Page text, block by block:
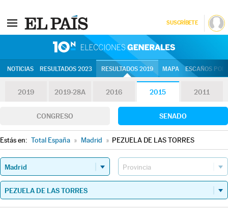
SUSCRÍBETE
NOTICIAS RESULTADOS 2023 RESULTADOS 2019 MAPA ESCAÑOS
2019 2019-28A 2016 2015 2011
CONGRESO SENADO
Estás en: Total España » Madrid » PEZUELA DE LAS TORRES